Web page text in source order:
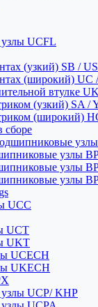
UCFL
(узкий) SB /
(широкий)
втулке UK
(узкий) SA
(широкий)
сборе
узлы
узлы
узлы
UCC
UCT
UKT
UCECH
UKECH
UCP/ KHP